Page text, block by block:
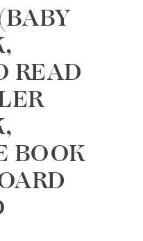
READ
BOOK